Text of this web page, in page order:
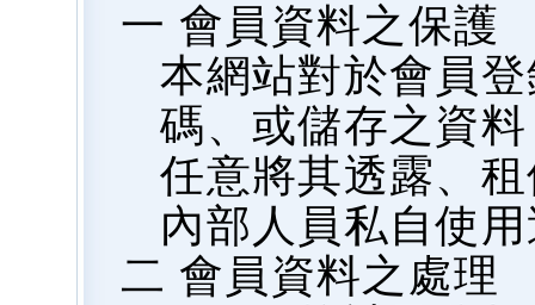
一 會員資料之保護
本網站對於會員
碼、或儲存之資
任意將其透露、
內部人員私自使
二 會員資料之處理